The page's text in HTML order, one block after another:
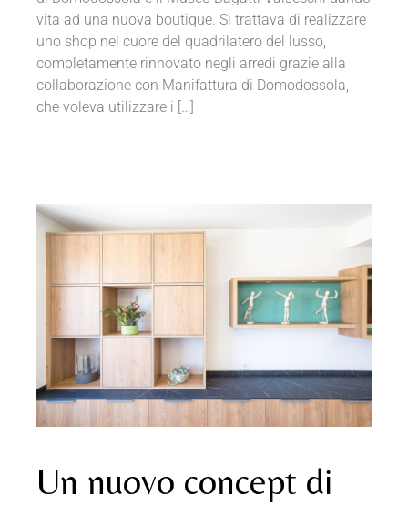
vita ad una nuova boutique. Si trattava di realizzare
uno shop nel cuore del quadrilatero del lusso,
completamente rinnovato negli arredi grazie alla
collaborazione con Manifattura di Domodossola,
che voleva utilizzare i […]
Un nuovo concept di